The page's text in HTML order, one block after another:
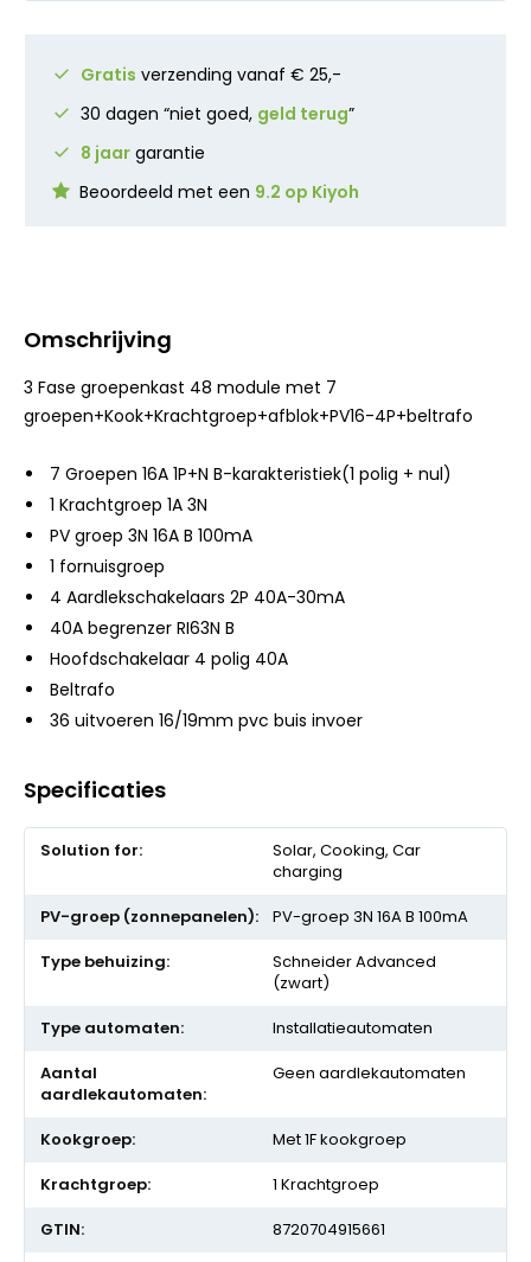
Gratis verzending vanaf € 25,-
30 dagen “niet goed, geld terug”
8 jaar garantie
Beoordeeld met een 9.2 op Kiyoh
Specificaties
Meer
informatie
Solar, Cooking, Car
charging
PV-groep 3N 16A B 100mA
Schneider Advanced
(zwart)
Installatieautomaten
Geen aardlekautomaten
Met 1F kookgroep
1 Krachtgroep
8720704915661
Omschrijving
3 Fase groepenkast 48 module met 7
groepen+Kook+Krachtgroep+afblok+PV16-4P+beltrafo
7 Groepen 16A 1P+N B-karakteristiek(1 polig + nul)
1 Krachtgroep 1A 3N
PV groep 3N 16A B 100mA
1 fornuisgroep
4 Aardlekschakelaars 2P 40A-30mA
40A begrenzer RI63N B
Hoofdschakelaar 4 polig 40A
Beltrafo
36 uitvoeren 16/19mm pvc buis invoer